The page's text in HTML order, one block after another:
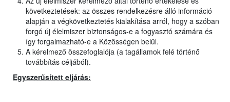
következtetések: az összes rendelkezésre álló információ
alapján a végkövetkeztetés kialakítása arról, hogy a szóban
forgó új élelmiszer biztonságos-e a fogyasztó számára és
így forgalmazható-e a Közösségen belül.
A kérelmező összefoglalója (a tagállamok felé történő
továbbítás céljából).
Egyszerűsített eljárás: